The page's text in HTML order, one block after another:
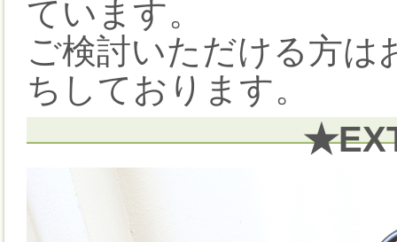
ています。
ご検討いただける方は
ちしております。